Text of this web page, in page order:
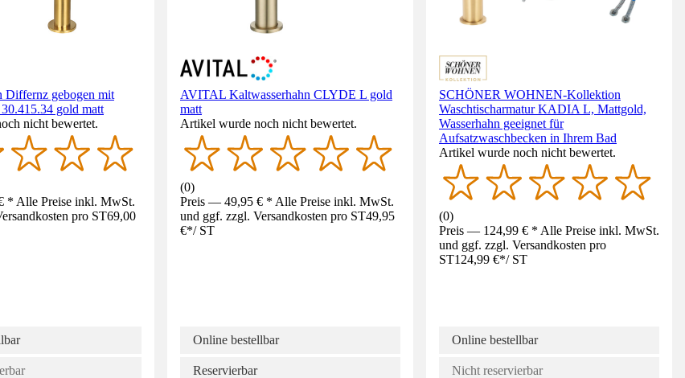
Differnz gebogen mit
gold matt
nicht bewertet.
* Alle Preise inkl. MwSt.
pro ST69,00
AVITAL Kaltwasserhahn CLYDE L gold
matt
Artikel wurde noch nicht bewertet.
(0)
Preis — 49,95 € * Alle Preise inkl. MwSt.
und ggf. zzgl. Versandkosten pro ST49,95
€*/ ST
Online bestellbar
Reservierbar
SCHÖNER WOHNEN-Kollektion
Waschtischarmatur KADIA L, Mattgold,
Wasserhahn geeignet für
Aufsatzwaschbecken in Ihrem Bad
Artikel wurde noch nicht bewertet.
(0)
Preis — 124,99 € * Alle Preise inkl. MwSt.
und ggf. zzgl. Versandkosten pro
ST124,99 €*/ ST
Online bestellbar
Nicht reservierbar